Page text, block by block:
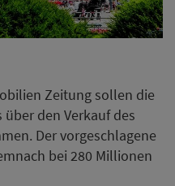
Zeitung sollen die
den Verkauf des
Der vorgeschlagene
bei 280 Millionen